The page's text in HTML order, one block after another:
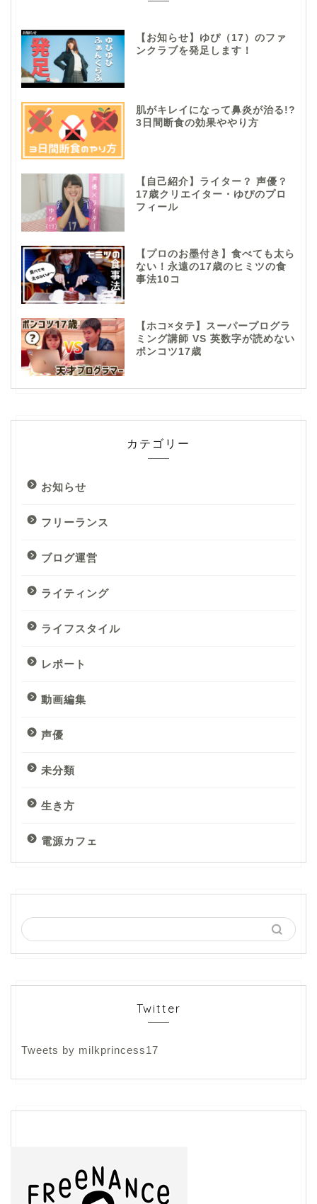
【お知らせ】ゆぴ（17）のファ
ンクラブを発足します！
肌がキレイになって鼻炎が治る!?
3日間断食の効果ややり方
【自己紹介】ライター？ 声優？
17歳クリエイター・ゆぴのプロ
フィール
【プロのお墨付き】食べても太ら
ない！永遠の17歳のヒミツの食
事法10コ
【ホコ×タテ】スーパープログラ
ミング講師 VS 英数字が読めない
ポンコツ17歳
カテゴリー
お知らせ
フリーランス
ブログ運営
ライティング
ライフスタイル
レポート
動画編集
声優
未分類
生き方
電源カフェ
Twitter
Tweets by milkprincess17